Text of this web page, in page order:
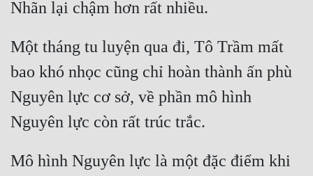
Một tháng tu luyện qua đi, Tô Trầm mất
bao khó nhọc cũng chỉ hoàn thành ấn phù
Nguyên lực cơ sở, về phần mô hình
Mô hình Nguyên lực là một đặc điểm khi